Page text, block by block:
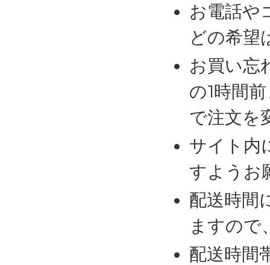
お電話や
どの希望
お買い忘
の1時間
で注文を
サイト内
すようお
配送時間
ますので
配送時間